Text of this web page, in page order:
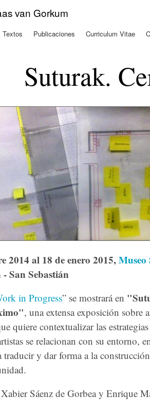
van Gorkum
Textos Publicaciones Curriculum Vitae
Suturak.
2014 al 18 de enero 2015,Museo
San Sebastián
in Progress” se mostrará en
, una extensa exposición sobre
quiere contextualizar las
se relacionan con su entorno,
traducir y dar forma a la
Sáenz de Gorbea y Enrique